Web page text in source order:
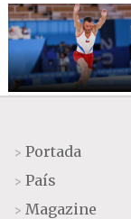
> Portada
> País
> Magazine